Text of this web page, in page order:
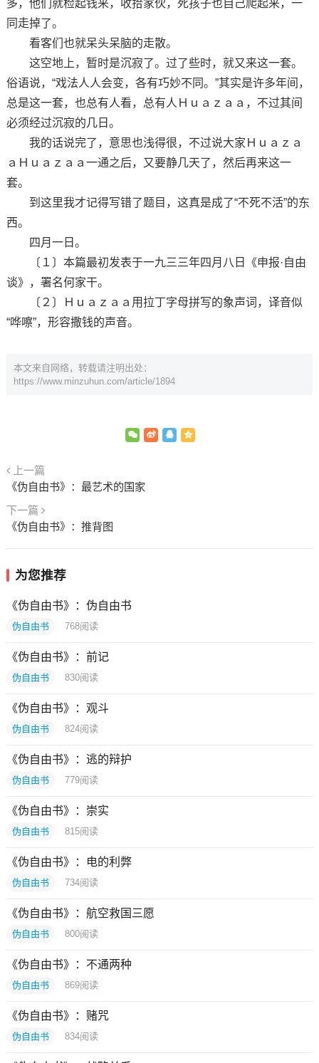
多，他们就检起钱来，收拾家伙，死孩子也自己爬起来，一
同走掉了。
看客们也就呆头呆脑的走散。
这空地上，暂时是沉寂了。过了些时，就又来这一套。
俗语说，“戏法人人会变，各有巧妙不同。”其实是许多年间，
总是这一套，也总有人看，总有人Ｈｕａｚａａ，不过其间
必须经过沉寂的几日。
我的话说完了，意思也浅得很，不过说大家Ｈｕａｚａ
ａＨｕａｚａａ一通之后，又要静几天了，然后再来这一
套。
到这里我才记得写错了题目，这真是成了“不死不活”的东
西。
四月一日。
〔１〕本篇最初发表于一九三三年四月八日《申报·自由
谈》，署名何家干。
〔２〕Ｈｕａｚａａ用拉丁字母拼写的象声词，译音似
“哗嚓”，形容撒钱的声音。
本文来自网络，转载请注明出处：
https://www.minzuhun.com/article/1894
上一篇
《伪自由书》：最艺术的国家
下一篇
《伪自由书》：推背图
为您推荐
《伪自由书》：伪自由书
伪自由书 768阅读
《伪自由书》：前记
伪自由书 830阅读
《伪自由书》：观斗
伪自由书 824阅读
《伪自由书》：逃的辩护
伪自由书 779阅读
《伪自由书》：崇实
伪自由书 815阅读
《伪自由书》：电的利弊
伪自由书 734阅读
《伪自由书》：航空救国三愿
伪自由书 800阅读
《伪自由书》：不通两种
伪自由书 869阅读
《伪自由书》：赌咒
伪自由书 834阅读